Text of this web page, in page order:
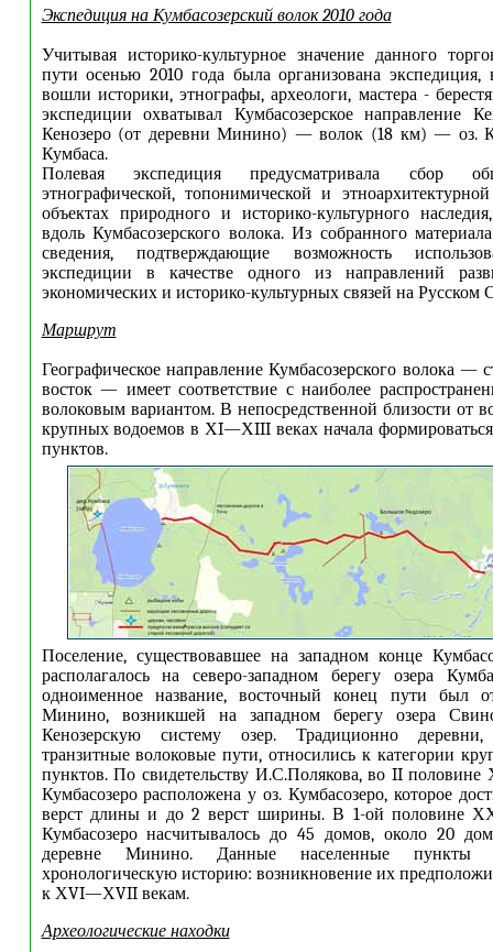
Экспедиция на Кумбасозерский волок 2010 года
Учитывая историко-культурное значение данного
пути осенью 2010 года была организована экспедиция,
вошли историки, этнографы, археологи, мастера -
экспедиции охватывал Кумбасозерское направление
Кенозеро (от деревни Минино) — волок (18 км) — оз.
Кумбаса.
Полевая экспедиция предусматривала сбор
этнографической, топонимической и
объектах природного и историко-культурного
вдоль Кумбасозерского волока. Из собранного
сведения, подтверждающие возможность
экспедиции в качестве одного из направлений
экономических и историко-культурных связей на Русском
Маршрут
Географическое направление Кумбасозерского волока —
восток — имеет соответствие с наиболее
волоковым вариантом. В непосредственной близости от
крупных водоемов в ХI—ХIII веках начала формироваться
пунктов.
Поселение, существовавшее на западном конце
располагалось на северо-западном берегу озера
одноименное название, восточный конец пути был
Минино, возникшей на западном берегу озера
Кенозерскую систему озер. Традиционно деревни,
транзитные волоковые пути, относились к категории
пунктов. По свидетельству И.С.Полякова, во II половине
Кумбасозеро расположена у оз. Кумбасозеро, которое
верст длины и до 2 верст ширины. В 1-ой половине
Кумбасозеро насчитывалось до 45 домов, около 20
деревне Минино. Данные населенные пункты
хронологическую историю: возникновение их
к ХVI—ХVII векам.
Археологические находки